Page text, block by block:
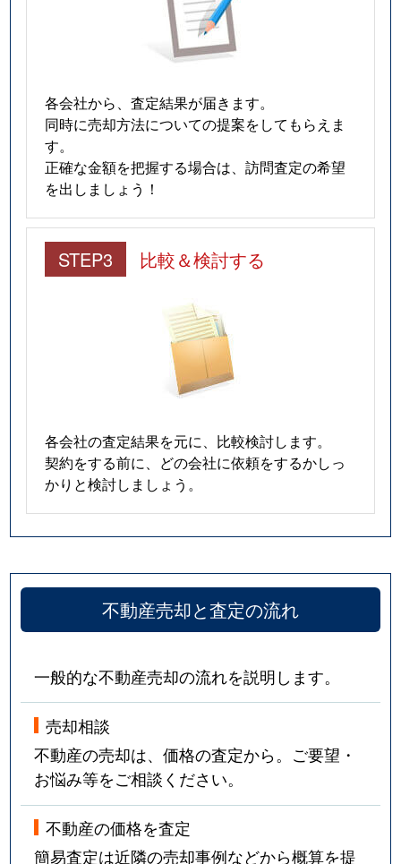
各会社から、査定結果が届きます。
同時に売却方法についての提案をしてもらえま
す。
正確な金額を把握する場合は、訪問査定の希望
を出しましょう！
STEP3 比較＆検討する
各会社の査定結果を元に、比較検討します。
契約をする前に、どの会社に依頼をするかしっ
かりと検討しましょう。
不動産売却と査定の流れ
一般的な不動産売却の流れを説明します。
売却相談
不動産の売却は、価格の査定から。ご要望・
お悩み等をご相談ください。
不動産の価格を査定
簡易査定は近隣の売却事例などから概算を提